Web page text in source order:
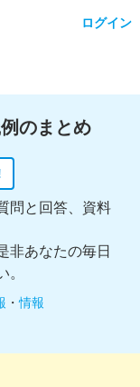
ログイン
のまとめ
問と回答、資料
非あなたの毎日
。
・情報